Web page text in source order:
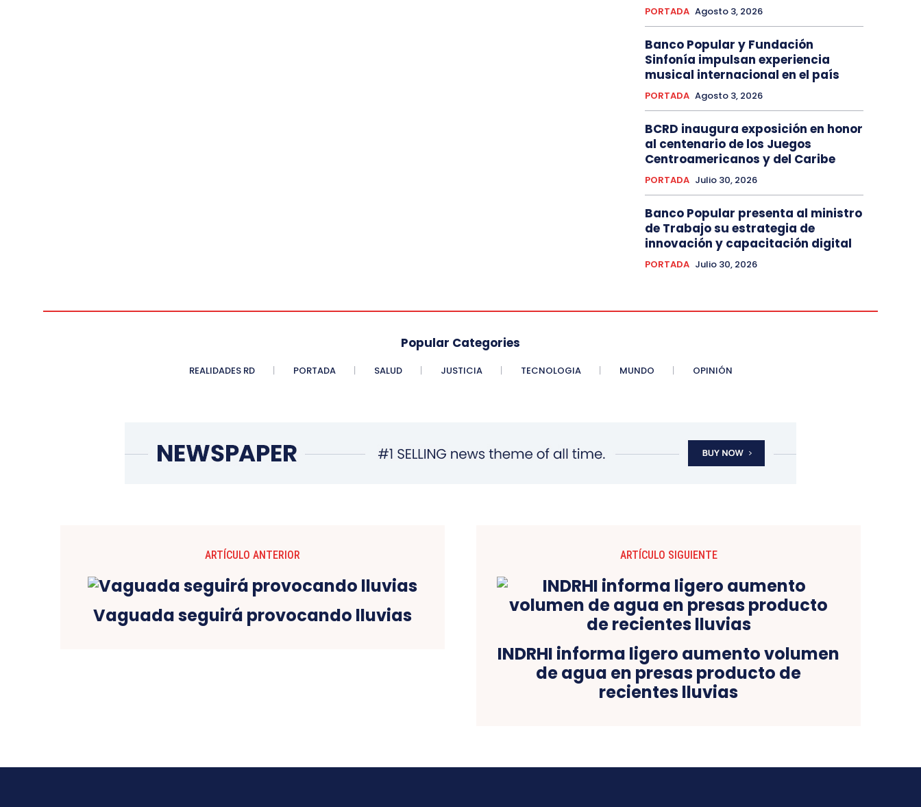
PORTADA Agosto 3, 2026
Banco Popular y Fundación
Sinfonía impulsan experiencia
musical internacional en el país
PORTADA Agosto 3, 2026
BCRD inaugura exposición en honor
al centenario de los Juegos
Centroamericanos y del Caribe
PORTADA Julio 30, 2026
Banco Popular presenta al ministro
de Trabajo su estrategia de
innovación y capacitación digital
PORTADA Julio 30, 2026
Popular Categories
REALIDADES RD PORTADA SALUD JUSTICIA TECNOLOGIA MUNDO OPINIÓN
ARTÍCULO ANTERIOR
Vaguada seguirá provocando lluvias
ARTÍCULO SIGUIENTE
INDRHI informa ligero aumento volumen
de agua en presas producto de
recientes lluvias